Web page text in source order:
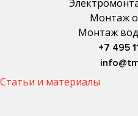
Монтаж
Монтаж
+7 495
Статьи и материалы